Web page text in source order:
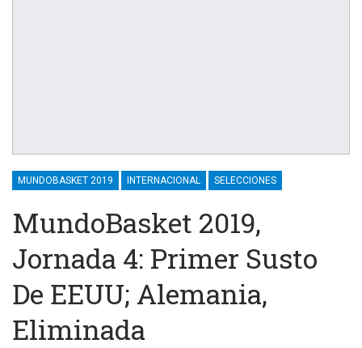
MUNDOBASKET 2019 INTERNACIONAL SELECCIONES
MundoBasket 2019,
Jornada 4: Primer Susto
De EEUU; Alemania,
Eliminada